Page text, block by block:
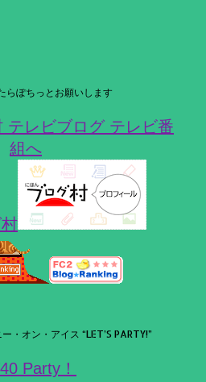
らぽちっとお願いします
・オン・アイス “LET’S PARTY!”
Party！